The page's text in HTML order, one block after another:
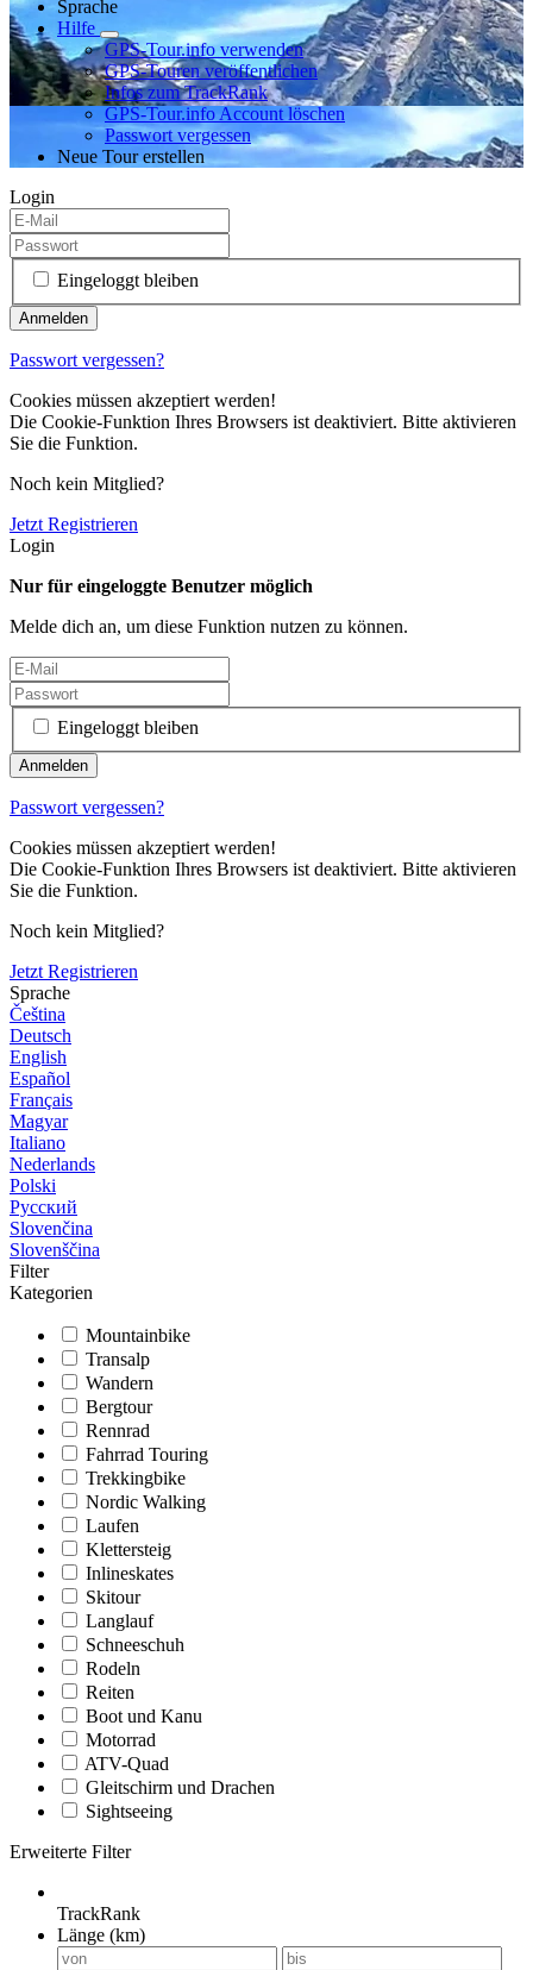
Sprache
Hilfe
GPS-Tour.info verwenden
GPS-Touren veröffentlichen
Infos zum TrackRank
GPS-Tour.info Account löschen
Passwort vergessen
Neue Tour erstellen
Login
Eingeloggt bleiben
Passwort vergessen?
Cookies müssen akzeptiert werden!
Die Cookie-Funktion Ihres Browsers ist deaktiviert. Bitte aktivieren
Sie die Funktion.
Noch kein Mitglied?
Jetzt Registrieren
Login
Nur für eingeloggte Benutzer möglich
Melde dich an, um diese Funktion nutzen zu können.
Eingeloggt bleiben
Passwort vergessen?
Cookies müssen akzeptiert werden!
Die Cookie-Funktion Ihres Browsers ist deaktiviert. Bitte aktivieren
Sie die Funktion.
Noch kein Mitglied?
Jetzt Registrieren
Sprache
Čeština
Deutsch
English
Español
Français
Magyar
Italiano
Nederlands
Polski
Русский
Slovenčina
Slovenščina
Filter
Kategorien
Mountainbike
Transalp
Wandern
Bergtour
Rennrad
Fahrrad Touring
Trekkingbike
Nordic Walking
Laufen
Klettersteig
Inlineskates
Skitour
Langlauf
Schneeschuh
Rodeln
Reiten
Boot und Kanu
Motorrad
ATV-Quad
Gleitschirm und Drachen
Sightseeing
Erweiterte Filter
TrackRank
Länge (km)